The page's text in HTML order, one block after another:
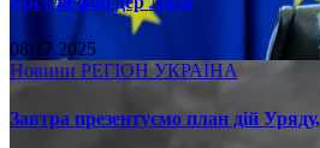
08.17.2025
Новини РЕГІОН УКРАЇНА
Завтра презентуємо план дій